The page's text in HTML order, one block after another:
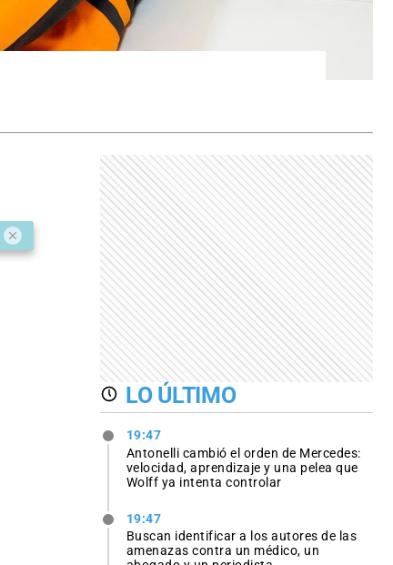
LO ÚLTIMO
19:47
Antonelli cambió el orden de Mercedes:
velocidad, aprendizaje y una pelea que
Wolff ya intenta controlar
19:47
Buscan identificar a los autores de las
amenazas contra un médico, un